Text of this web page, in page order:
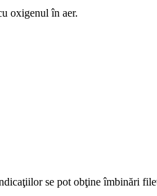
oxigenul în aer.
se pot obţine îmbinări